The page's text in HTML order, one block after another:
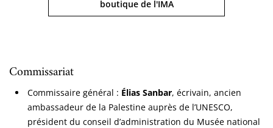
boutique de l'IMA
Commissariat
Commissaire général : Élias Sanbar, écrivain, ancien
ambassadeur de la Palestine auprès de l’UNESCO,
président du conseil d’administration du Musée national